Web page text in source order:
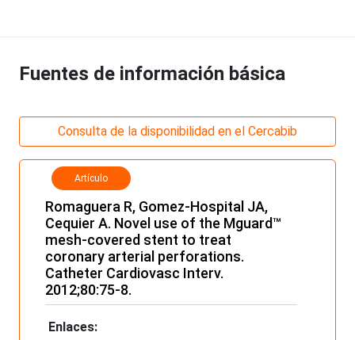
Fuentes de información básica
Consulta de la disponibilidad en el Cercabib
Artículo
Romaguera R, Gomez-Hospital JA,
Cequier A. Novel use of the Mguard™
mesh-covered stent to treat
coronary arterial perforations.
Catheter Cardiovasc Interv.
2012;80:75-8.
Enlaces: